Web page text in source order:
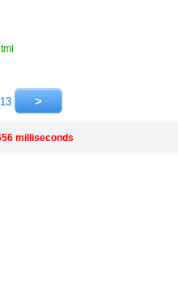
13
milliseconds